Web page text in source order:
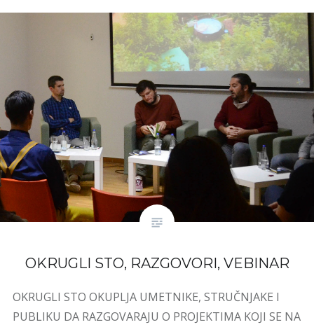
OKRUGLI STO, RAZGOVORI, VEBINAR
OKRUGLI STO OKUPLJA UMETNIKE, STRUČNJAKE I
PUBLIKU DA RAZGOVARAJU O PROJEKTIMA KOJI SE NA